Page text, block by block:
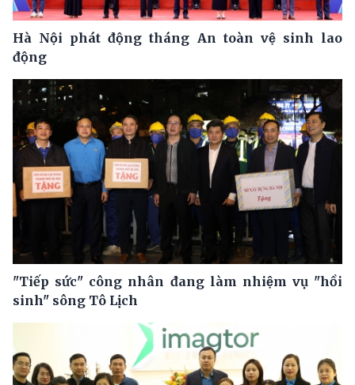
Hà Nội phát động tháng An toàn vệ sinh lao
động
"Tiếp sức" công nhân đang làm nhiệm vụ "hồi
sinh" sông Tô Lịch